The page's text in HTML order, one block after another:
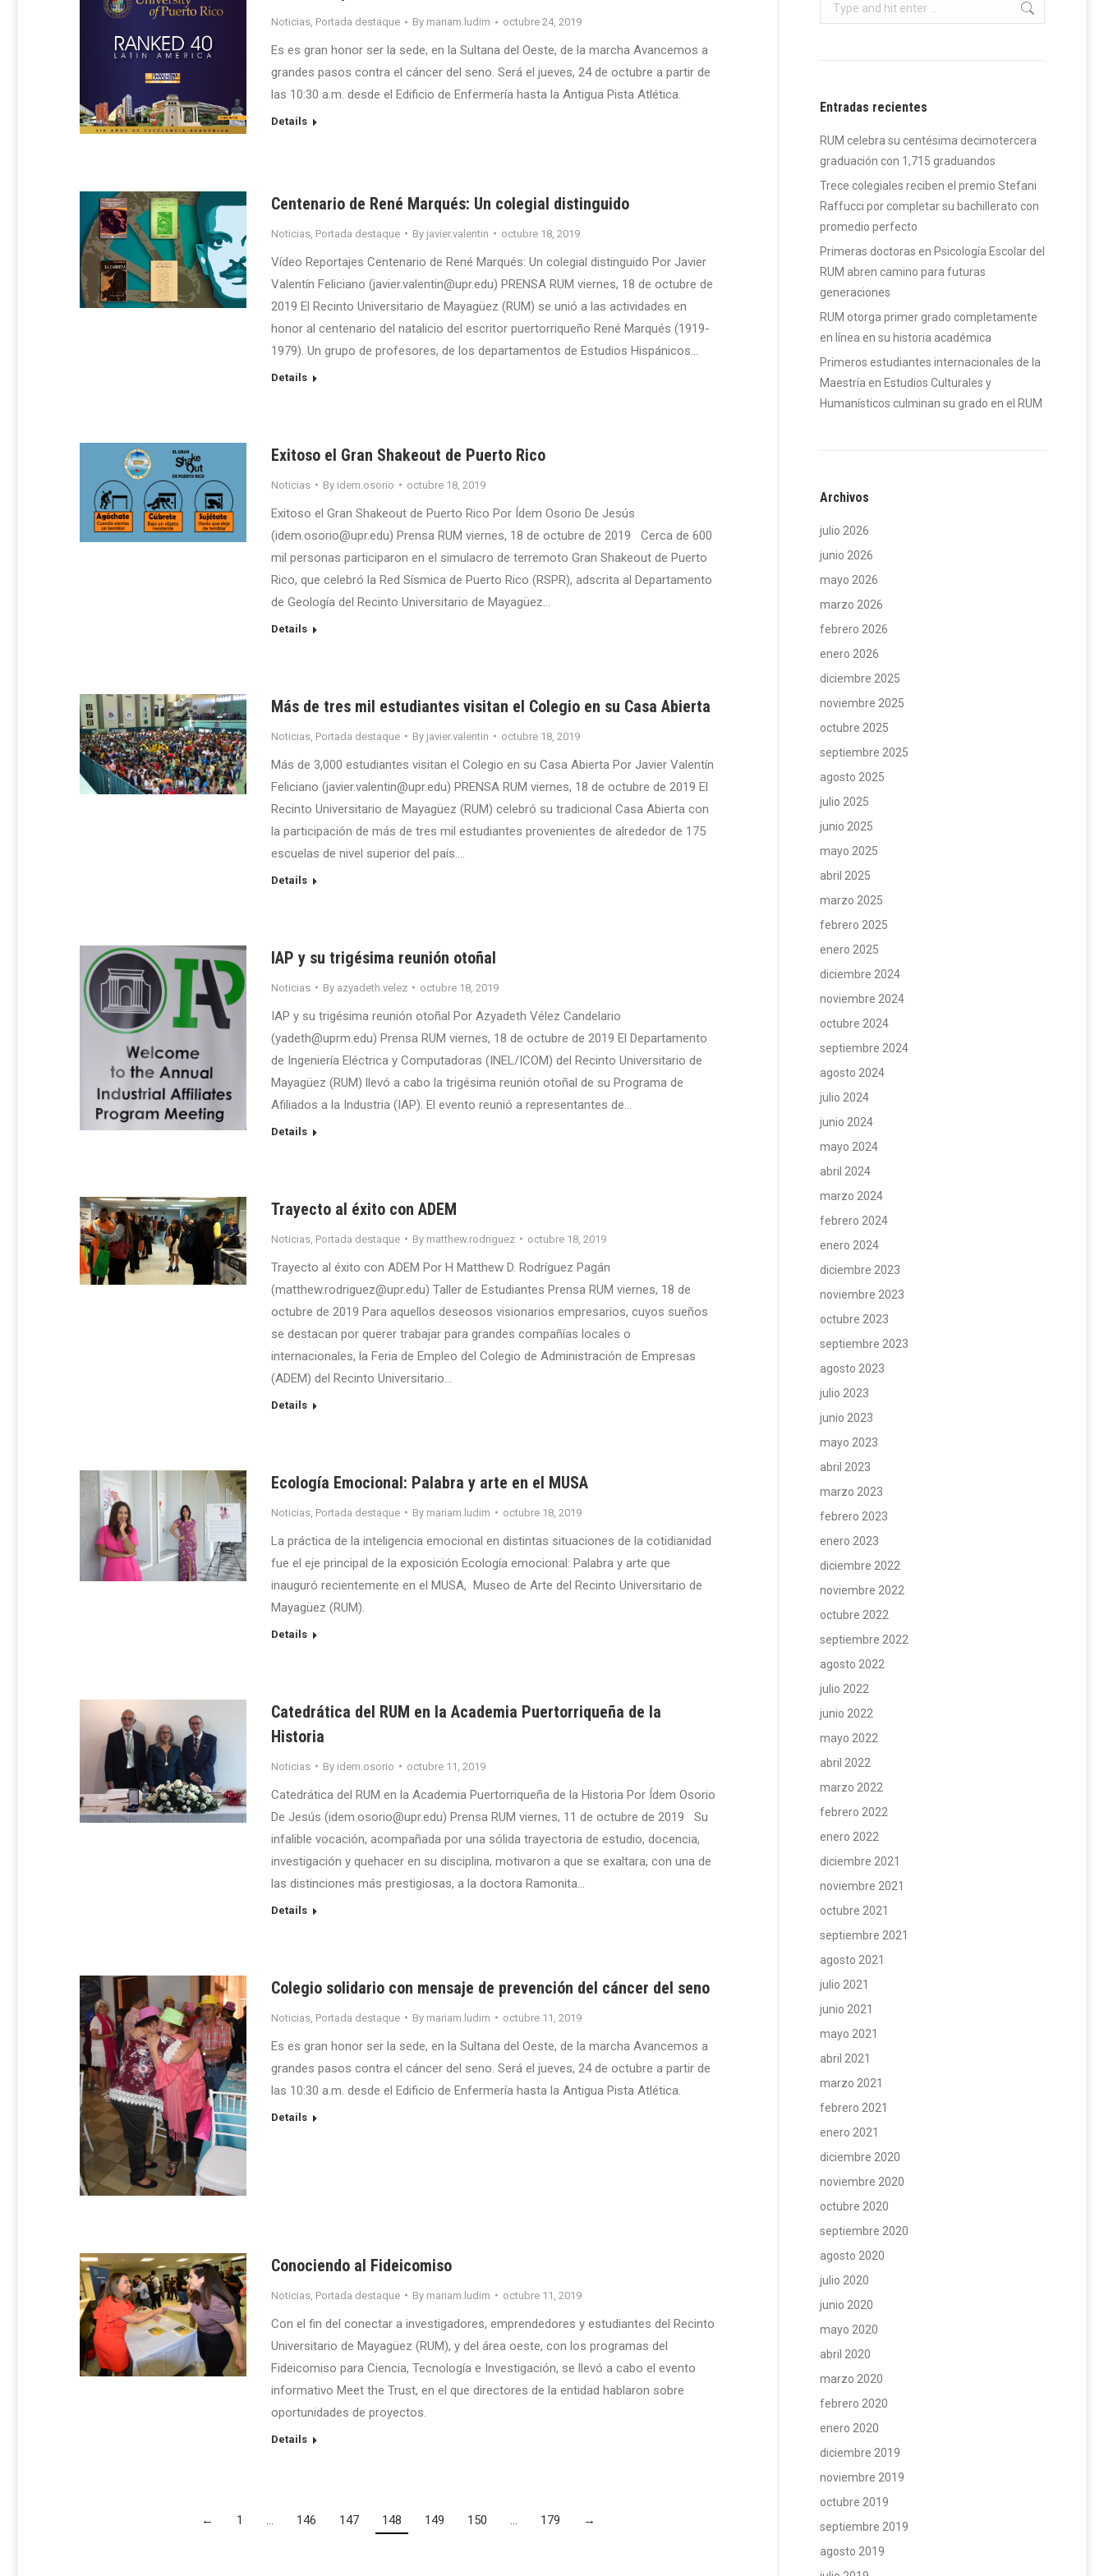
Noticias, Portada destaque By mariam.ludim octubre 24, 2019
Es es gran honor ser la sede, en la Sultana del Oeste, de la marcha Avancemos a
grandes pasos contra el cáncer del seno. Será el jueves, 24 de octubre a partir de
las 10:30 a.m. desde el Edificio de Enfermería hasta la Antigua Pista Atlética.
Details
Centenario de René Marqués: Un colegial distinguido
Noticias, Portada destaque By javier.valentin octubre 18, 2019
Vídeo Reportajes Centenario de René Marqués: Un colegial distinguido Por Javier
Valentín Feliciano (javier.valentin@upr.edu) PRENSA RUM viernes, 18 de octubre de
2019 El Recinto Universitario de Mayagüez (RUM) se unió a las actividades en
honor al centenario del natalicio del escritor puertorriqueño René Marqués (1919-
1979). Un grupo de profesores, de los departamentos de Estudios Hispánicos…
Details
Exitoso el Gran Shakeout de Puerto Rico
Noticias By idem.osorio octubre 18, 2019
Exitoso el Gran Shakeout de Puerto Rico Por Ídem Osorio De Jesús
(idem.osorio@upr.edu) Prensa RUM viernes, 18 de octubre de 2019 Cerca de 600
mil personas participaron en el simulacro de terremoto Gran Shakeout de Puerto
Rico, que celebró la Red Sísmica de Puerto Rico (RSPR), adscrita al Departamento
de Geología del Recinto Universitario de Mayagüez…
Details
Más de tres mil estudiantes visitan el Colegio en su Casa Abierta
Noticias, Portada destaque By javier.valentin octubre 18, 2019
Más de 3,000 estudiantes visitan el Colegio en su Casa Abierta Por Javier Valentín
Feliciano (javier.valentin@upr.edu) PRENSA RUM viernes, 18 de octubre de 2019 El
Recinto Universitario de Mayagüez (RUM) celebró su tradicional Casa Abierta con
la participación de más de tres mil estudiantes provenientes de alrededor de 175
escuelas de nivel superior del país.…
Details
IAP y su trigésima reunión otoñal
Noticias By azyadeth.velez octubre 18, 2019
IAP y su trigésima reunión otoñal Por Azyadeth Vélez Candelario
(yadeth@uprm.edu) Prensa RUM viernes, 18 de octubre de 2019 El Departamento
de Ingeniería Eléctrica y Computadoras (INEL/ICOM) del Recinto Universitario de
Mayagüez (RUM) llevó a cabo la trigésima reunión otoñal de su Programa de
Afiliados a la Industria (IAP). El evento reunió a representantes de…
Details
Trayecto al éxito con ADEM
Noticias, Portada destaque By matthew.rodriguez octubre 18, 2019
Trayecto al éxito con ADEM Por H Matthew D. Rodríguez Pagán
(matthew.rodriguez@upr.edu) Taller de Estudiantes Prensa RUM viernes, 18 de
octubre de 2019 Para aquellos deseosos visionarios empresarios, cuyos sueños
se destacan por querer trabajar para grandes compañías locales o
internacionales, la Feria de Empleo del Colegio de Administración de Empresas
(ADEM) del Recinto Universitario…
Details
Ecología Emocional: Palabra y arte en el MUSA
Noticias, Portada destaque By mariam.ludim octubre 18, 2019
La práctica de la inteligencia emocional en distintas situaciones de la cotidianidad
fue el eje principal de la exposición Ecología emocional: Palabra y arte que
inauguró recientemente en el MUSA, Museo de Arte del Recinto Universitario de
Mayagüez (RUM).
Details
Catedrática del RUM en la Academia Puertorriqueña de la
Historia
Noticias By idem.osorio octubre 11, 2019
Catedrática del RUM en la Academia Puertorriqueña de la Historia Por Ídem Osorio
De Jesús (idem.osorio@upr.edu) Prensa RUM viernes, 11 de octubre de 2019 Su
infalible vocación, acompañada por una sólida trayectoria de estudio, docencia,
investigación y quehacer en su disciplina, motivaron a que se exaltara, con una de
las distinciones más prestigiosas, a la doctora Ramonita…
Details
Colegio solidario con mensaje de prevención del cáncer del seno
Noticias, Portada destaque By mariam.ludim octubre 11, 2019
Es es gran honor ser la sede, en la Sultana del Oeste, de la marcha Avancemos a
grandes pasos contra el cáncer del seno. Será el jueves, 24 de octubre a partir de
las 10:30 a.m. desde el Edificio de Enfermería hasta la Antigua Pista Atlética.
Details
Conociendo al Fideicomiso
Noticias, Portada destaque By mariam.ludim octubre 11, 2019
Con el fin del conectar a investigadores, emprendedores y estudiantes del Recinto
Universitario de Mayagüez (RUM), y del área oeste, con los programas del
Fideicomiso para Ciencia, Tecnología e Investigación, se llevó a cabo el evento
informativo Meet the Trust, en el que directores de la entidad hablaron sobre
oportunidades de proyectos.
Details
← 1 … 146 147 148 149 150 … 179 →
Entradas recientes
RUM celebra su centésima decimotercera
graduación con 1,715 graduandos
Trece colegiales reciben el premio Stefani
Raffucci por completar su bachillerato con
promedio perfecto
Primeras doctoras en Psicología Escolar del
RUM abren camino para futuras
generaciones
RUM otorga primer grado completamente
en línea en su historia académica
Primeros estudiantes internacionales de la
Maestría en Estudios Culturales y
Humanísticos culminan su grado en el RUM
Archivos
julio 2026
junio 2026
mayo 2026
marzo 2026
febrero 2026
enero 2026
diciembre 2025
noviembre 2025
octubre 2025
septiembre 2025
agosto 2025
julio 2025
junio 2025
mayo 2025
abril 2025
marzo 2025
febrero 2025
enero 2025
diciembre 2024
noviembre 2024
octubre 2024
septiembre 2024
agosto 2024
julio 2024
junio 2024
mayo 2024
abril 2024
marzo 2024
febrero 2024
enero 2024
diciembre 2023
noviembre 2023
octubre 2023
septiembre 2023
agosto 2023
julio 2023
junio 2023
mayo 2023
abril 2023
marzo 2023
febrero 2023
enero 2023
diciembre 2022
noviembre 2022
octubre 2022
septiembre 2022
agosto 2022
julio 2022
junio 2022
mayo 2022
abril 2022
marzo 2022
febrero 2022
enero 2022
diciembre 2021
noviembre 2021
octubre 2021
septiembre 2021
agosto 2021
julio 2021
junio 2021
mayo 2021
abril 2021
marzo 2021
febrero 2021
enero 2021
diciembre 2020
noviembre 2020
octubre 2020
septiembre 2020
agosto 2020
julio 2020
junio 2020
mayo 2020
abril 2020
marzo 2020
febrero 2020
enero 2020
diciembre 2019
noviembre 2019
octubre 2019
septiembre 2019
agosto 2019